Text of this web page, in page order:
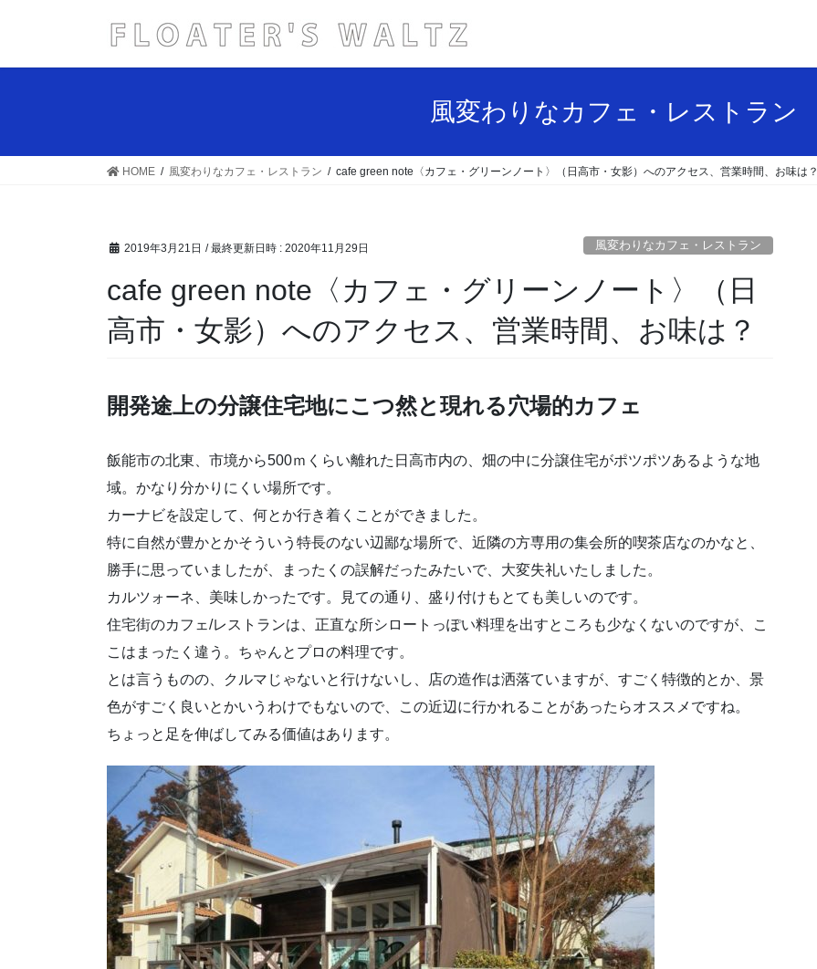
風変わりなカフェ・レストラン
HOME 風変わりなカフェ・レストラン cafe green note〈カフェ・グリーンノート〉（日高市・女影）へのアクセス、営業時間、お味は？
2019年3月21日 / 最終更新日時 : 2020年11月29日 風変わりなカフェ・レストラン
cafe green note〈カフェ・グリーンノート〉（日
高市・女影）へのアクセス、営業時間、お味は？
開発途上の分譲住宅地にこつ然と現れる穴場的カフェ
飯能市の北東、市境から500ｍくらい離れた日高市内の、畑の中に分譲住宅がポツポツあるような地
域。かなり分かりにくい場所です。
カーナビを設定して、何とか行き着くことができました。
特に自然が豊かとかそういう特長のない辺鄙な場所で、近隣の方専用の集会所的喫茶店なのかなと、
勝手に思っていましたが、まったくの誤解だったみたいで、大変失礼いたしました。
カルツォーネ、美味しかったです。見ての通り、盛り付けもとても美しいのです。
住宅街のカフェ/レストランは、正直な所シロートっぽい料理を出すところも少なくないのですが、こ
こはまったく違う。ちゃんとプロの料理です。
とは言うものの、クルマじゃないと行けないし、店の造作は洒落ていますが、すごく特徴的とか、景
色がすごく良いとかいうわけでもないので、この近辺に行かれることがあったらオススメですね。
ちょっと足を伸ばしてみる価値はあります。